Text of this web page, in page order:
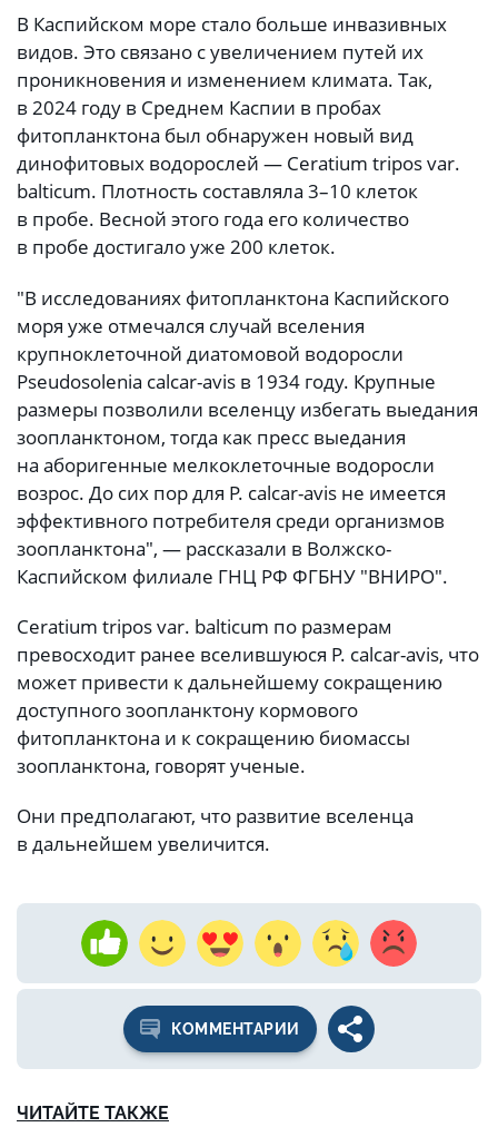
В Каспийском море стало больше инвазивных
видов. Это связано с увеличением путей их
проникновения и изменением климата. Так,
в 2024 году в Среднем Каспии в пробах
фитопланктона был обнаружен новый вид
динофитовых водорослей — Ceratium tripos var.
balticum. Плотность составляла 3–10 клеток
в пробе. Весной этого года его количество
в пробе достигало уже 200 клеток.
"В исследованиях фитопланктона Каспийского
моря уже отмечался случай вселения
крупноклеточной диатомовой водоросли
Pseudosolenia calcar-avis в 1934 году. Крупные
размеры позволили вселенцу избегать выедания
зоопланктоном, тогда как пресс выедания
на аборигенные мелкоклеточные водоросли
возрос. До сих пор для P. calcar-avis не имеется
эффективного потребителя среди организмов
зоопланктона", — рассказали в Волжско-
Каспийском филиале ГНЦ РФ ФГБНУ "ВНИРО".
Ceratium tripos var. balticum по размерам
превосходит ранее вселившуюся P. calcar-avis, что
может привести к дальнейшему сокращению
доступного зоопланктону кормового
фитопланктона и к сокращению биомассы
зоопланктона, говорят ученые.
Они предполагают, что развитие вселенца
в дальнейшем увеличится.
КОММЕНТАРИИ
ЧИТАЙТЕ ТАКЖЕ